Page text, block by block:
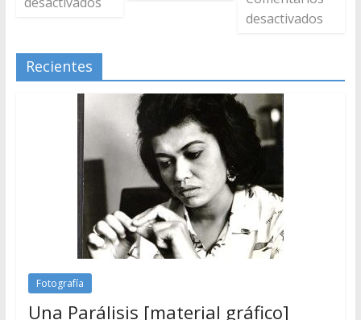
desactivados
Recientes
Fotografía
Una Parálisis [material gráfico]